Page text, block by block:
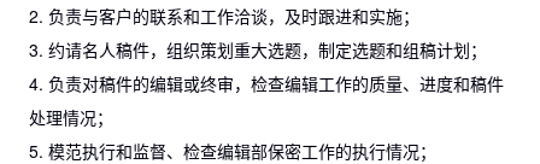
2. 负责与客户的联系和工作洽谈，及时跟进和实施；
3. 约请名人稿件，组织策划重大选题，制定选题和组稿计划；
4. 负责对稿件的编辑或终审，检查编辑工作的质量、进度和稿件
处理情况；
5. 模范执行和监督、检查编辑部保密工作的执行情况；